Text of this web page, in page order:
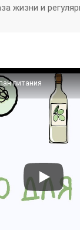
жизни и
питания